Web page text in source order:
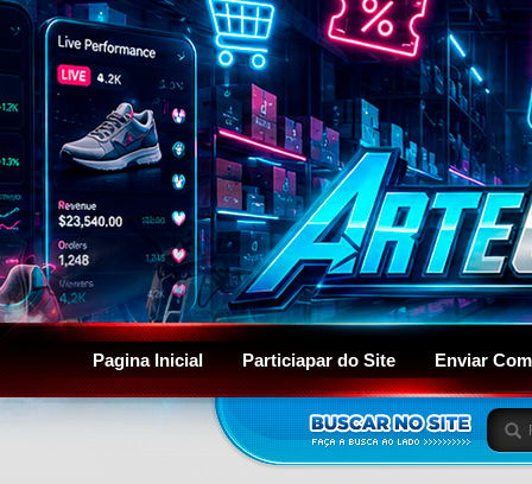
Pagina Inicial Particiapar do Site Enviar